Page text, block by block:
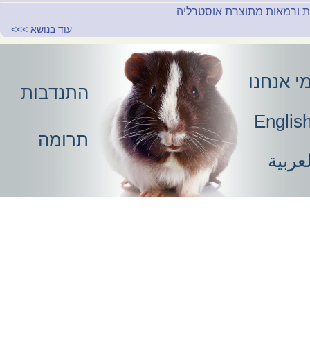
ורמאות מתוצרת אוסטרליה
עוד בנושא >>>
אנחנו
התנדבות
תרומה